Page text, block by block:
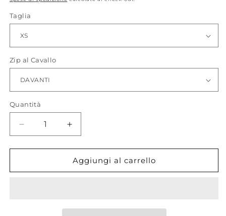
Taglia
Zip al Cavallo
Quantità
Quantità
Diminuisci
quantità
per
Leggings
Aumenta
quantità
per
UNEINS_
Leggings
Aggiungi al carrello